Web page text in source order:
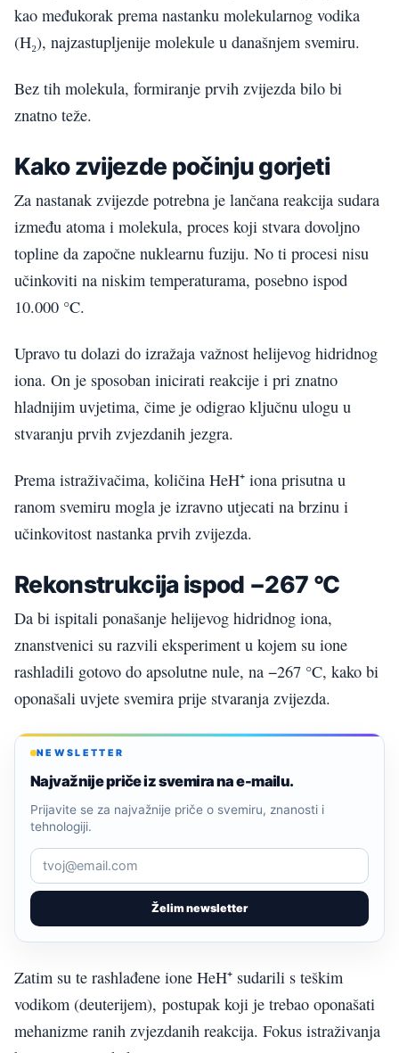
kao međukorak prema nastanku molekularnog vodika
(H₂), najzastupljenije molekule u današnjem svemiru.
Bez tih molekula, formiranje prvih zvijezda bilo bi
znatno teže.
Kako zvijezde počinju gorjeti
Za nastanak zvijezde potrebna je lančana reakcija sudara
između atoma i molekula, proces koji stvara dovoljno
topline da započne nuklearnu fuziju. No ti procesi nisu
učinkoviti na niskim temperaturama, posebno ispod
10.000 °C.
Upravo tu dolazi do izražaja važnost helijevog hidridnog
iona. On je sposoban inicirati reakcije i pri znatno
hladnijim uvjetima, čime je odigrao ključnu ulogu u
stvaranju prvih zvjezdanih jezgra.
Prema istraživačima, količina HeH⁺ iona prisutna u
ranom svemiru mogla je izravno utjecati na brzinu i
učinkovitost nastanka prvih zvijezda.
Rekonstrukcija ispod −267 °C
Da bi ispitali ponašanje helijevog hidridnog iona,
znanstvenici su razvili eksperiment u kojem su ione
rashladili gotovo do apsolutne nule, na −267 °C, kako bi
oponašali uvjete svemira prije stvaranja zvijezda.
NEWSLETTER
Najvažnije priče iz svemira na e-mailu.
Želim newsletter
Prijavite se za najvažnije priče o svemiru, znanosti i
tehnologiji.
Zatim su te rashlađene ione HeH⁺ sudarili s teškim
vodikom (deuterijem), postupak koji je trebao oponašati
mehanizme ranih zvjezdanih reakcija. Fokus istraživanja